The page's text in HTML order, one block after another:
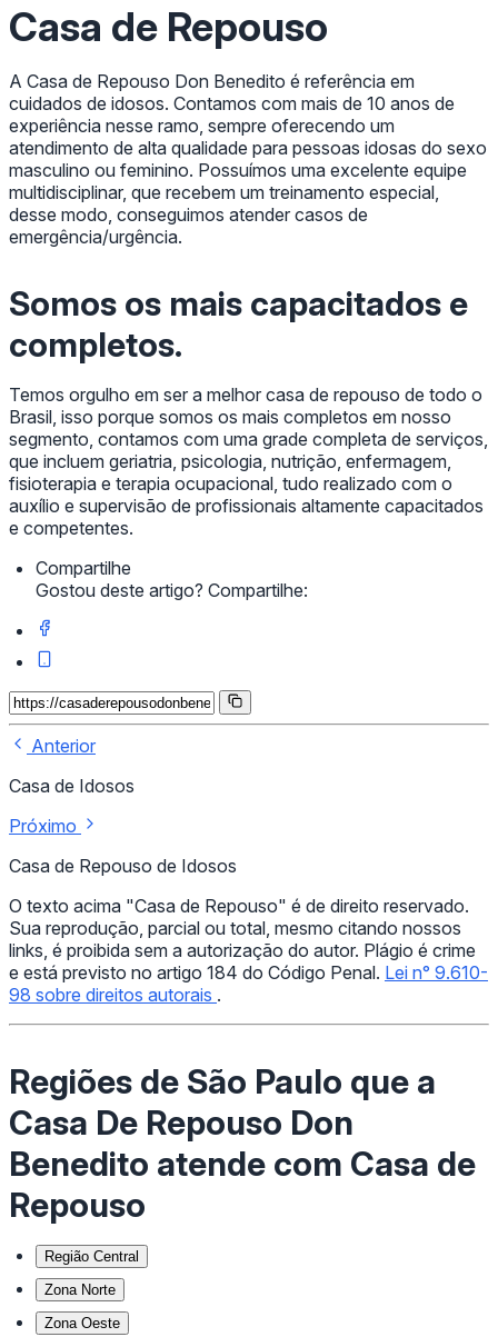
Casa de Repouso
A Casa de Repouso Don Benedito é referência em
cuidados de idosos. Contamos com mais de 10 anos de
experiência nesse ramo, sempre oferecendo um
atendimento de alta qualidade para pessoas idosas do sexo
masculino ou feminino. Possuímos uma excelente equipe
multidisciplinar, que recebem um treinamento especial,
desse modo, conseguimos atender casos de
emergência/urgência.
Somos os mais capacitados e
completos.
Temos orgulho em ser a melhor casa de repouso de todo o
Brasil, isso porque somos os mais completos em nosso
segmento, contamos com uma grade completa de serviços,
que incluem geriatria, psicologia, nutrição, enfermagem,
fisioterapia e terapia ocupacional, tudo realizado com o
auxílio e supervisão de profissionais altamente capacitados
e competentes.
Compartilhe
Gostou deste artigo? Compartilhe:
Anterior
Casa de Idosos
Próximo
Casa de Repouso de Idosos
O texto acima "Casa de Repouso" é de direito reservado.
Sua reprodução, parcial ou total, mesmo citando nossos
links, é proibida sem a autorização do autor. Plágio é crime
e está previsto no artigo 184 do Código Penal. Lei n° 9.610-
98 sobre direitos autorais .
Regiões de São Paulo que a
Casa De Repouso Don
Benedito atende com Casa de
Repouso
Região Central
Zona Norte
Zona Oeste